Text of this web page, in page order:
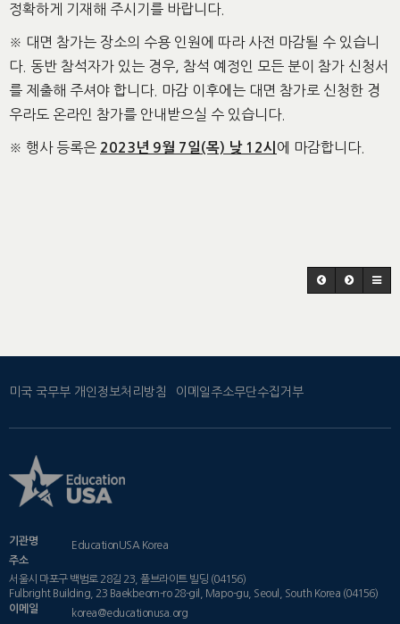
정확하게 기재해 주시기를 바랍니다.
※ 대면 참가는 장소의 수용 인원에 따라 사전 마감될 수 있습니
다. 동반 참석자가 있는 경우, 참석 예정인 모든 분이 참가 신청서
를 제출해 주셔야 합니다. 마감 이후에는 대면 참가로 신청한 경
우라도 온라인 참가를 안내받으실 수 있습니다.
※ 행사 등록은 2023년 9월 7일(목) 낮 12시 에 마감합니다.
미국 국무부 개인정보처리방침 이메일주소무단수집거부
기관명
EducationUSA Korea
주소
서울시 마포구 백범로 28길 23, 풀브라이트 빌딩 (04156)
Fulbright Building, 23 Baekbeom-ro 28-gil, Mapo-gu, Seoul, South Korea (04156)
이메일
korea@educationusa.org